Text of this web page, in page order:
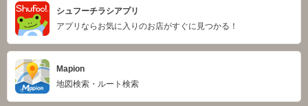
シュフーチラシアプリ
アプリならお気に入りのお店がすぐに見つかる！
Mapion
地図検索・ルート検索